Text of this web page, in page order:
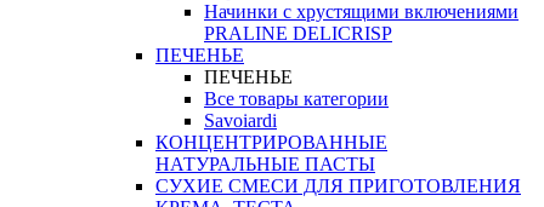
Начинки с хрустящими включениями
PRALINE DELICRISP
ПЕЧЕНЬЕ
ПЕЧЕНЬЕ
Все товары категории
Savoiardi
КОНЦЕНТРИРОВАННЫЕ
НАТУРАЛЬНЫЕ ПАСТЫ
СУХИЕ СМЕСИ ДЛЯ ПРИГОТОВЛЕНИЯ